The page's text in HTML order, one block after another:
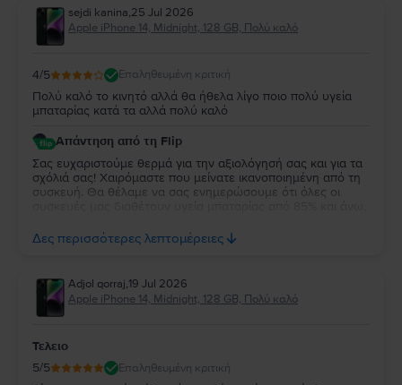
sejdi kanina,25 Jul 2026
Apple iPhone 14, Midnight, 128 GB, Πολύ καλό
4/5 Επαληθευμένη κριτική
Πολύ καλό το κινητό αλλά θα ήθελα λίγο ποιο πολύ υγεία
μπαταρίας κατά τα αλλά πολύ καλό
Απάντηση από τη Flip
Σας ευχαριστούμε θερμά για την αξιολόγησή σας και για τα
σχόλιά σας! Χαιρόμαστε που μείνατε ικανοποιημένη από τη
συσκευή. Θα θέλαμε να σας ενημερώσουμε ότι όλες οι
είναι να διασφαλίζουμε ότι κάθε συσκευή προσφέρει
αξιόπιστη απόδοση και μια πολύ καλή εμπειρία χρήσης. Σας
απολαύσετε τη νέα σας συσκευή!
Δες περισσότερες λεπτομέρειες
Adjol qorraj,19 Jul 2026
Apple iPhone 14, Midnight, 128 GB, Πολύ καλό
Τελειο
5/5 Επαληθευμένη κριτική